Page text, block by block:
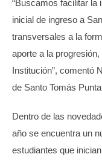
“Buscamos facilitar la
inicial de ingreso a
transversales a la
aporte a la
Institución”, comentó
de Santo Tomás
Dentro de las
año se encuentra un
estudiantes que